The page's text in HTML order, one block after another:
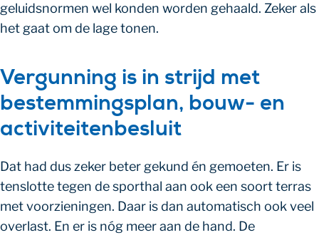
geluidsnormen wel konden worden gehaald. Zeker als
het gaat om de lage tonen.
Vergunning is in strijd met
bestemmingsplan, bouw- en
activiteitenbesluit
Dat had dus zeker beter gekund én gemoeten. Er is
tenslotte tegen de sporthal aan ook een soort terras
met voorzieningen. Daar is dan automatisch ook veel
overlast. En er is nóg meer aan de hand. De